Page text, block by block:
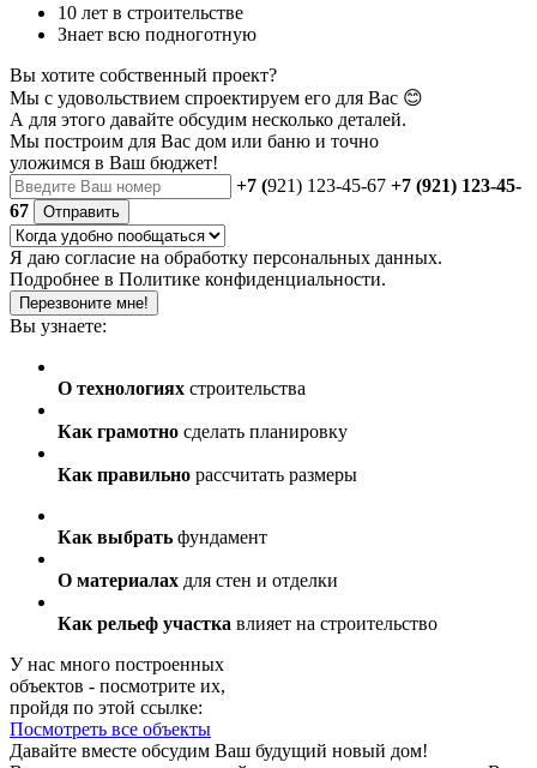
10 лет в строительстве
Знает всю подноготную
Вы хотите собственный проект?
Мы с удовольствием спроектируем его для Вас 😊
А для этого давайте обсудим несколько деталей.
Мы построим для Вас дом или баню и точно
уложимся в Ваш бюджет!
+7 (921) 123-45-67 +7 (921) 123-45-
67
Отправить
Я даю согласие на обработку персональных данных.
Подробнее в Политике конфиденциальности.
Перезвоните мне!
Вы узнаете:
О технологиях строительства
Как грамотно сделать планировку
Как правильно рассчитать размеры
Как выбрать фундамент
О материалах для стен и отделки
Как рельеф участка влияет на строительство
У нас много построенных
объектов - посмотрите их,
пройдя по этой ссылке:
Посмотреть все объекты
Давайте вместе обсудим Ваш будущий новый дом!